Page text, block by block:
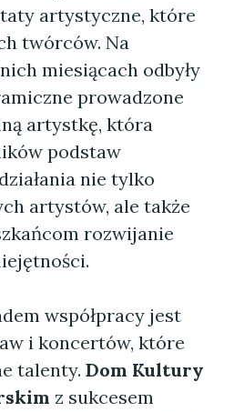
artystyczne, które
twórców. Na
miesiącach odbyły
prowadzone
artystkę, która
podstaw
nie tylko
artystów, ale także
rozwijanie
współpracy jest
i koncertów, które
talenty. Dom Kultury
z sukcesem